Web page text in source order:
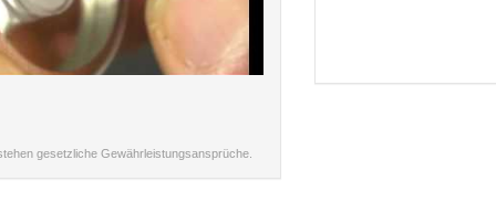
gesetzliche Gewährleistungsansprüche.